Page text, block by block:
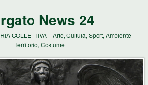
News 24
COLLETTIVA – Arte, Cultura, Sport, Ambiente,
Territorio, Costume